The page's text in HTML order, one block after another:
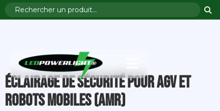
Éclairage de sécurité pour AGV et
robots mobiles (AMR)